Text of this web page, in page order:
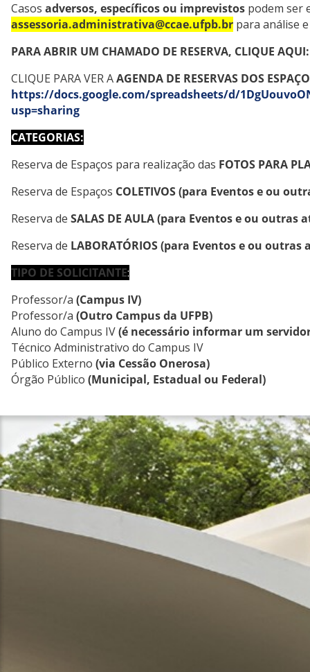
Casos adversos, específicos ou imprevistos podem ser
assessoria.administrativa@ccae.ufpb.br para análise
PARA ABRIR UM CHAMADO DE RESERVA, CLIQUE
CLIQUE PARA VER AAGENDA DE RESERVAS DOS
https://docs.google.com/spreadsheets/d/
usp=sharing
CATEGORIAS:
Reserva de Espaços para realização das FOTOS PARA
Reserva de Espaços COLETIVOS(para Eventos e ou
Reserva de SALAS DE AULA(para Eventos e ou outras
Reserva de LABORATÓRIOS(para Eventos e ou outras
TIPO DE SOLICITANTE:
Professor/a (Campus IV)
Professor/a (Outro Campus da UFPB)
Aluno do Campus IV(é necessário informar um
Técnico Administrativo do Campus IV
Público Externo (via Cessão Onerosa)
Órgão Público (Municipal, Estadual ou Federal)